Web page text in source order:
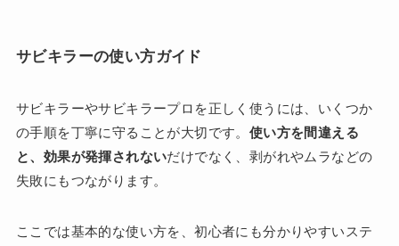
サビキラーの使い方ガイド
サビキラーやサビキラープロを正しく使うには、いくつか
の手順を丁寧に守ることが大切です。 使い方を間違える
と、効果が発揮されないだけでなく、剥がれやムラなどの
失敗にもつながります。
ここでは基本的な使い方を、初心者にも分かりやすいステ